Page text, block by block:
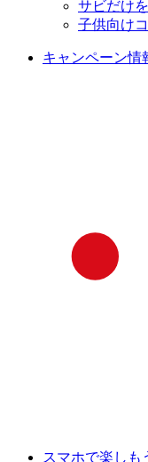
サビだけ
子供向け
キャンペーン情
スマホで楽しも